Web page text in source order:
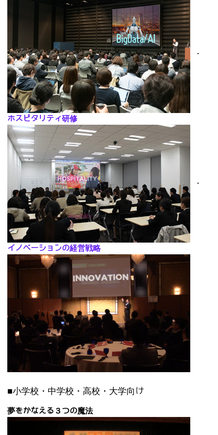
･
ホスピタリティ研修
･
イノベーションの経営戦略
■小学校・中学校・高校・大学向け
夢をかなえる３つの魔法